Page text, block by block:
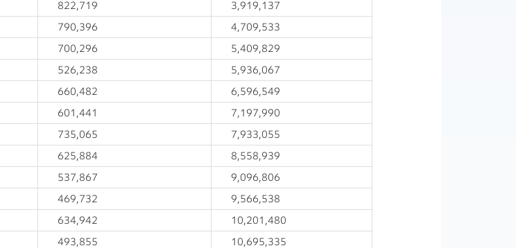
822,719
3,919,137
790,396
4,709,533
700,296
5,409,829
526,238
5,936,067
660,482
6,596,549
601,441
7,197,990
735,065
7,933,055
625,884
8,558,939
537,867
9,096,806
469,732
9,566,538
634,942
10,201,480
493,855
10,695,335